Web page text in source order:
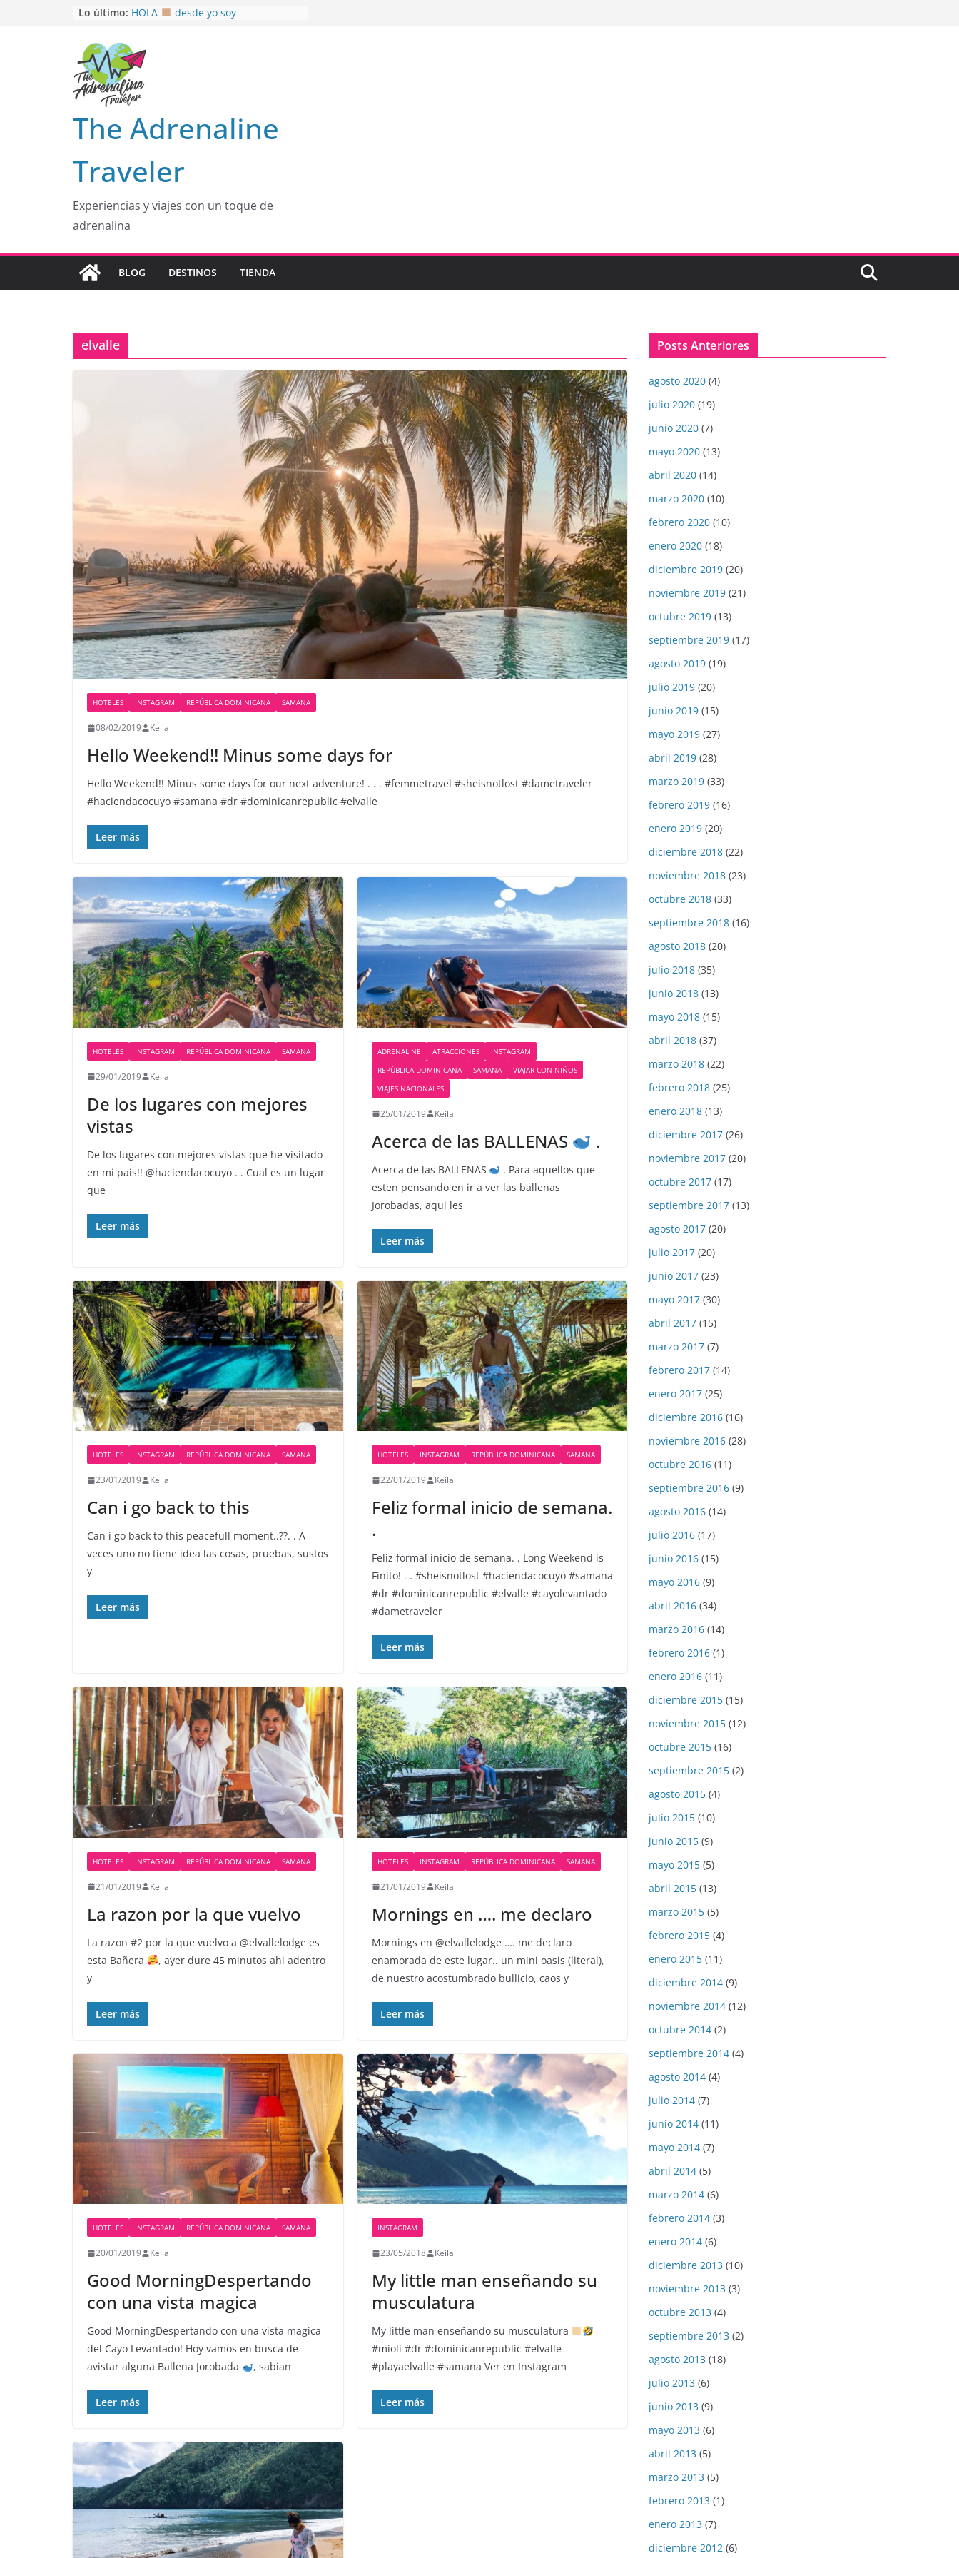
Lo último: HOLA
desde yo soy
EL SENDERO DEL CACAO: Excelente
opción
HOSPEDAJE AL NATURALSHH !!
En
MULITO!
The Adrenaline
Traveler
Experiencias y viajes con un toque de
adrenalina
BLOG DESTINOS TIENDA
elvalle
HOTELES INSTAGRAM REPÚBLICA DOMINICANA SAMANA
08/02/2019 Keila
Hello Weekend!! Minus some days for
Hello Weekend!! Minus some days for our next adventure! . . . #femmetravel #sheisnotlost #dametraveler
#haciendacocuyo #samana #dr #dominicanrepublic #elvalle
Leer más
HOTELES INSTAGRAM REPÚBLICA DOMINICANA SAMANA
29/01/2019 Keila
De los lugares con mejores
vistas
De los lugares con mejores vistas que he visitado
en mi pais!! @haciendacocuyo . . Cual es un lugar
que
Leer más
ADRENALINE ATRACCIONES
INSTAGRAM
REPÚBLICA DOMINICANA
SAMANA
VIAJAR CON NIÑOS
VIAJES NACIONALES
25/01/2019 Keila
Acerca de las BALLENAS .
Acerca de las BALLENAS
. Para aquellos que
esten pensando en ir a ver las ballenas
Jorobadas, aqui les
Leer más
HOTELES INSTAGRAM REPÚBLICA DOMINICANA SAMANA
23/01/2019 Keila
Can i go back to this
Can i go back to this peacefull moment..??. . A
veces uno no tiene idea las cosas, pruebas, sustos
y
Leer más
HOTELES INSTAGRAM REPÚBLICA DOMINICANA SAMANA
22/01/2019 Keila
Feliz formal inicio de semana.
️.
Feliz formal inicio de semana. ️. Long Weekend is
Finito! . . #sheisnotlost #haciendacocuyo #samana
#dr #dominicanrepublic #elvalle #cayolevantado
#dametraveler
Leer más
HOTELES INSTAGRAM REPÚBLICA DOMINICANA SAMANA
21/01/2019 Keila
La razon por la que vuelvo
La razon #2 por la que vuelvo a @elvallelodge es
esta Bañera
, ayer dure 45 minutos ahi adentro
y
Leer más
HOTELES INSTAGRAM REPÚBLICA DOMINICANA SAMANA
21/01/2019 Keila
Mornings en …. me declaro
Mornings en @elvallelodge …. me declaro
enamorada de este lugar.. un mini oasis (literal),
de nuestro acostumbrado bullicio, caos y
Leer más
HOTELES INSTAGRAM REPÚBLICA DOMINICANA SAMANA
20/01/2019 Keila
Good Morning️Despertando
con una vista magica
Good MorningDespertando con una vista magica
del Cayo Levantado! Hoy vamos en busca de
avistar alguna Ballena Jorobada
, sabian
Leer más
INSTAGRAM
23/05/2018 Keila
My little man enseñando su
musculatura
My little man enseñando su musculatura
#mioli #dr #dominicanrepublic #elvalle
#playaelvalle #samana Ver en Instagram
Leer más
Posts Anteriores
agosto 2020 (4)
julio 2020 (19)
junio 2020 (7)
mayo 2020 (13)
abril 2020 (14)
marzo 2020 (10)
febrero 2020 (10)
enero 2020 (18)
diciembre 2019 (20)
noviembre 2019 (21)
octubre 2019 (13)
septiembre 2019 (17)
agosto 2019 (19)
julio 2019 (20)
junio 2019 (15)
mayo 2019 (27)
abril 2019 (28)
marzo 2019 (33)
febrero 2019 (16)
enero 2019 (20)
diciembre 2018 (22)
noviembre 2018 (23)
octubre 2018 (33)
septiembre 2018 (16)
agosto 2018 (20)
julio 2018 (35)
junio 2018 (13)
mayo 2018 (15)
abril 2018 (37)
marzo 2018 (22)
febrero 2018 (25)
enero 2018 (13)
diciembre 2017 (26)
noviembre 2017 (20)
octubre 2017 (17)
septiembre 2017 (13)
agosto 2017 (20)
julio 2017 (20)
junio 2017 (23)
mayo 2017 (30)
abril 2017 (15)
marzo 2017 (7)
febrero 2017 (14)
enero 2017 (25)
diciembre 2016 (16)
noviembre 2016 (28)
octubre 2016 (11)
septiembre 2016 (9)
agosto 2016 (14)
julio 2016 (17)
junio 2016 (15)
mayo 2016 (9)
abril 2016 (34)
marzo 2016 (14)
febrero 2016 (1)
enero 2016 (11)
diciembre 2015 (15)
noviembre 2015 (12)
octubre 2015 (16)
septiembre 2015 (2)
agosto 2015 (4)
julio 2015 (10)
junio 2015 (9)
mayo 2015 (5)
abril 2015 (13)
marzo 2015 (5)
febrero 2015 (4)
enero 2015 (11)
diciembre 2014 (9)
noviembre 2014 (12)
octubre 2014 (2)
septiembre 2014 (4)
agosto 2014 (4)
julio 2014 (7)
junio 2014 (11)
mayo 2014 (7)
abril 2014 (5)
marzo 2014 (6)
febrero 2014 (3)
enero 2014 (6)
diciembre 2013 (10)
noviembre 2013 (3)
octubre 2013 (4)
septiembre 2013 (2)
agosto 2013 (18)
julio 2013 (6)
junio 2013 (9)
mayo 2013 (6)
abril 2013 (5)
marzo 2013 (5)
febrero 2013 (1)
enero 2013 (7)
diciembre 2012 (6)